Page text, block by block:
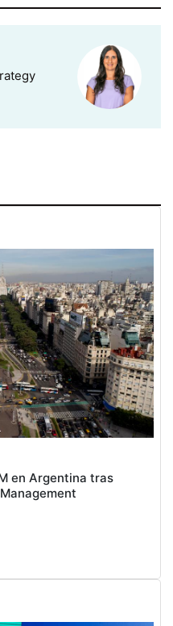
en Argentina tras